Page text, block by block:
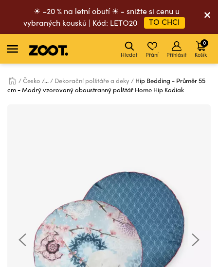
☀ –20 % na letní obutí ☀ - snižte si cenu u
vybraných kousků | Kód: LETO20
TO CHCI
Hledat Přání Přihlásit Košík
0
Česko ... Dekorační polštáře a deky
Hip Bedding - Průměr 55
cm - Modrý vzorovaný oboustranný polštář Home Hip Kodiak